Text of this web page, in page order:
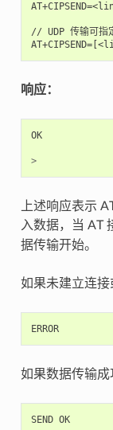
// UDP 传输可指
响应：
OK
>
上述响应表示
入数据，当 AT
据传输开始。
如果未建立连接
ERROR
如果数据传输成
SEND OK